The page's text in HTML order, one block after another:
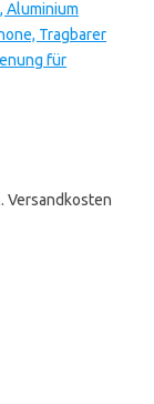
Aluminium
Tragbarer
für
Versandkosten